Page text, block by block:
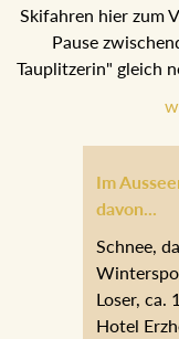
Skifahren hier
die Pause
Tauplitzerin"
Im
Schnee,
Loser, ca.